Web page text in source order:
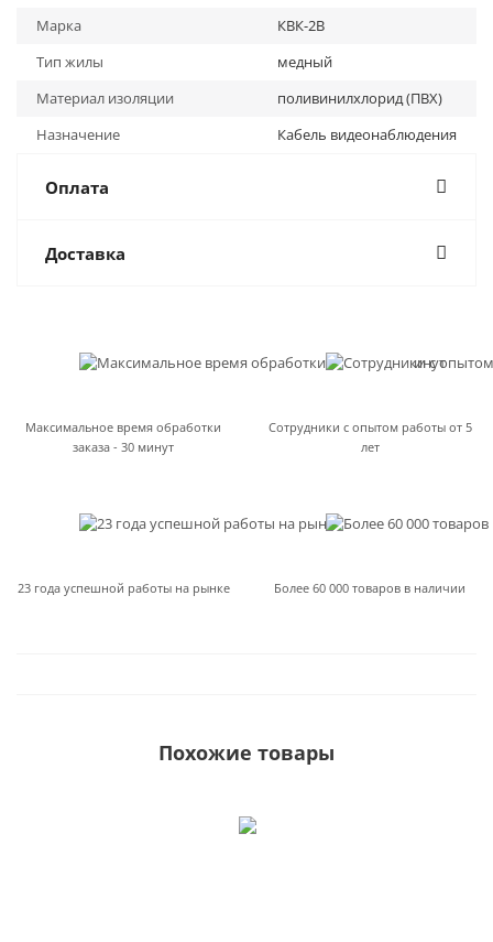
Марка
КВК-2В
Тип жилы
медный
Материал изоляции
поливинилхлорид (ПВХ)
Назначение
Кабель видеонаблюдения
Оплата
Доставка
Максимальное время обработки
заказа - 30 минут
Сотрудники с опытом работы от 5
лет
23 года успешной работы на рынке Более 60 000 товаров в наличии
Похожие товары